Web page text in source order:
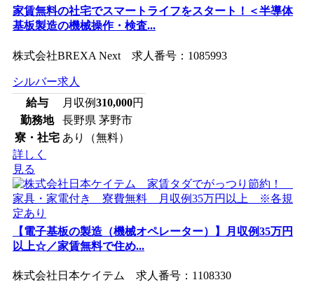
家賃無料の社宅でスマートライフをスタート！＜半導体
基板製造の機械操作・検査...
株式会社BREXA Next 求人番号：1085993
シルバー求人
給与
月収例310,000円
勤務地
長野県 茅野市
寮・社宅 あり（無料）
詳しく
見る
【電子基板の製造（機械オペレーター）】月収例35万円
以上☆／家賃無料で住め...
株式会社日本ケイテム 求人番号：1108330